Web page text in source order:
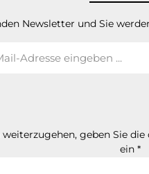
Newsletter und Sie
weiterzugehen, geben Sie
ein *